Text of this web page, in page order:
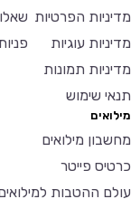
מדיניות הפרטיות
מדיניות עוגיות
מדיניות תמונות
תנאי שימוש
מילואים
מחשבון מילואים
כרטיס פייטר
עולם ההטבות